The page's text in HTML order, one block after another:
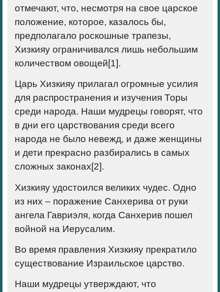
отмечают, что, несмотря на свое царское
положение, которое, казалось бы,
предполагало роскошные трапезы,
Хизкияу ограничивался лишь небольшим
количеством овощей[1].
Царь Хизкияу прилагал огромные усилия
для распространения и изучения Торы
среди народа. Наши мудрецы говорят, что
в дни его царствования среди всего
народа не было невежд, и даже женщины
и дети прекрасно разбирались в самых
сложных законах[2].
Хизкияу удостоился великих чудес. Одно
из них – поражение Санхерива от руки
ангела Гавриэля, когда Санхерив пошел
войной на Иерусалим.
Во время правления Хизкияу прекратило
существование Израильское царство.
Наши мудрецы утверждают, что